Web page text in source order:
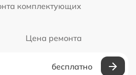
комплектующих
Цена ремонта
бесплатно